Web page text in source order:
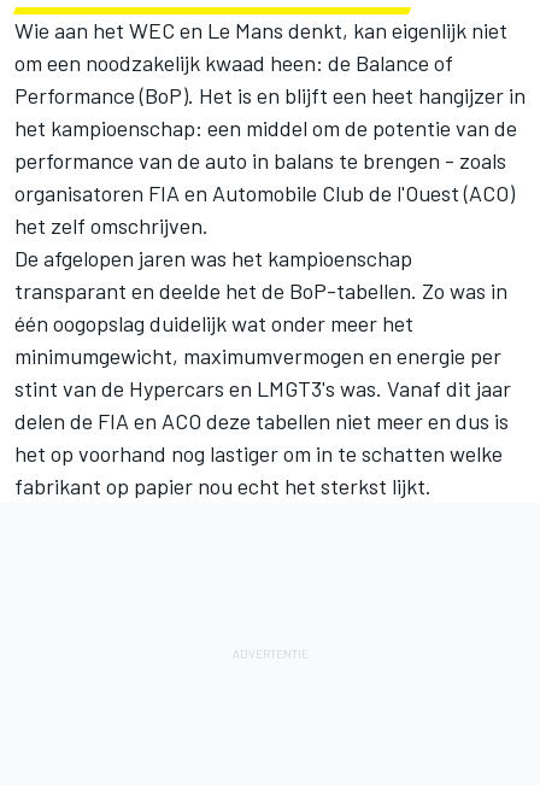
Wie aan het WEC en Le Mans denkt, kan eigenlijk niet
om een noodzakelijk kwaad heen: de Balance of
Performance (BoP). Het is en blijft een heet hangijzer in
het kampioenschap: een middel om de potentie van de
performance van de auto in balans te brengen - zoals
organisatoren FIA en Automobile Club de l'Ouest (ACO)
het zelf omschrijven.
De afgelopen jaren was het kampioenschap
transparant en deelde het de BoP-tabellen. Zo was in
één oogopslag duidelijk wat onder meer het
minimumgewicht, maximumvermogen en energie per
stint van de Hypercars en LMGT3's was. Vanaf dit jaar
delen de FIA en ACO deze tabellen niet meer en dus is
het op voorhand nog lastiger om in te schatten welke
fabrikant op papier nou echt het sterkst lijkt.